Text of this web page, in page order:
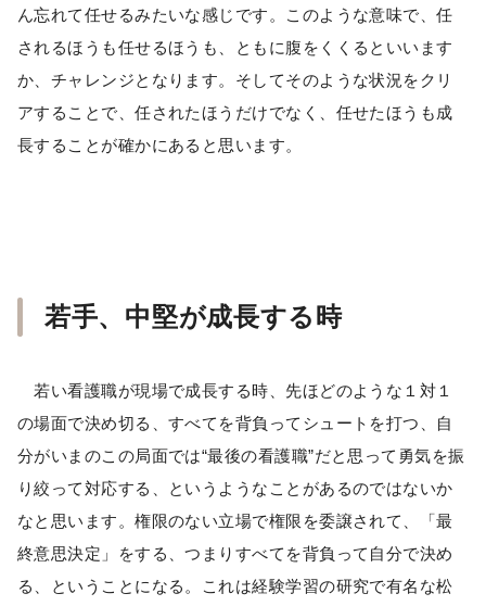
ん忘れて任せるみたいな感じです。このような意味で、任
されるほうも任せるほうも、ともに腹をくくるといいます
か、チャレンジとなります。そしてそのような状況をクリ
アすることで、任されたほうだけでなく、任せたほうも成
長することが確かにあると思います。
若手、中堅が成長する時
若い看護職が現場で成長する時、先ほどのような１対１
の場面で決め切る、すべてを背負ってシュートを打つ、自
分がいまのこの局面では“最後の看護職”だと思って勇気を振
り絞って対応する、というようなことがあるのではないか
なと思います。権限のない立場で権限を委譲されて、「最
終意思決定」をする、つまりすべてを背負って自分で決め
る、ということになる。これは経験学習の研究で有名な松